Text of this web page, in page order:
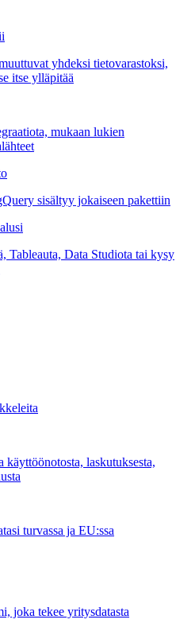
yhdeksi tietovarastoksi,
itse ylläpitää
mukaan lukien
sisältyy jokaiseen pakettiin
Tableauta, Data Studiota tai kysy
käyttöönotosta, laskutuksesta,
turvassa ja EU:ssa
joka tekee yritysdatasta